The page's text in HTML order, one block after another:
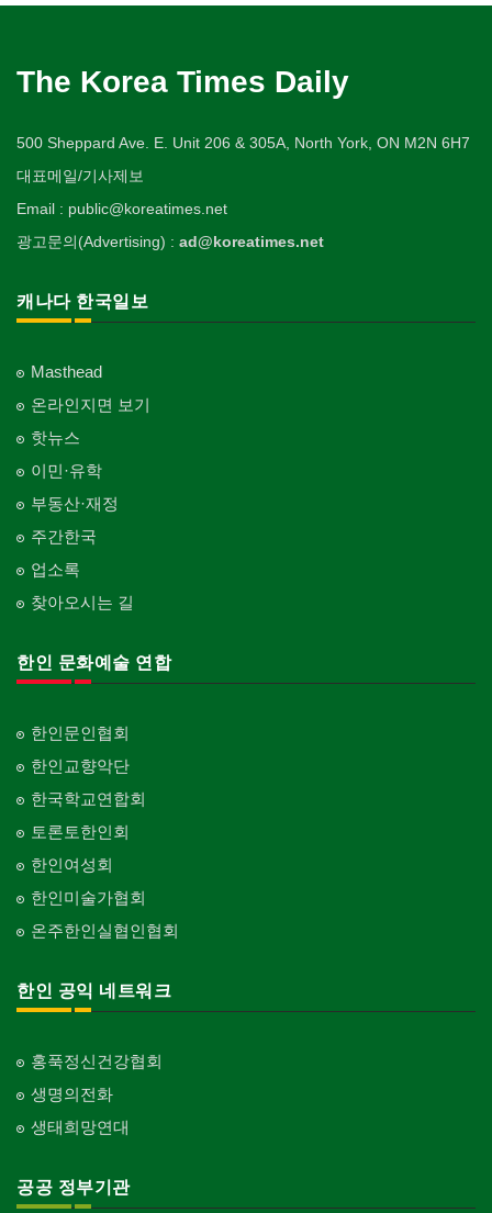
The Korea Times Daily
500 Sheppard Ave. E. Unit 206 & 305A, North York, ON M2N 6H7
대표메일/기사제보
Email : public@koreatimes.net
광고문의(Advertising) : ad@koreatimes.net
캐나다 한국일보
Masthead
온라인지면 보기
핫뉴스
이민·유학
부동산·재정
주간한국
업소록
찾아오시는 길
한인 문화예술 연합
한인문인협회
한인교향악단
한국학교연합회
토론토한인회
한인여성회
한인미술가협회
온주한인실협인협회
한인 공익 네트워크
홍푹정신건강협회
생명의전화
생태희망연대
공공 정부기관